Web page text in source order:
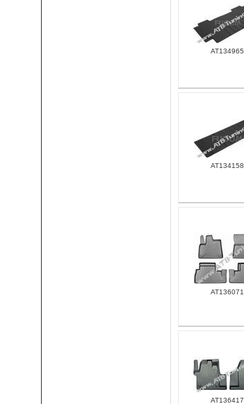
AT134965
AT134158
AT136071
AT136417